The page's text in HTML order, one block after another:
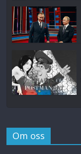
Om oss